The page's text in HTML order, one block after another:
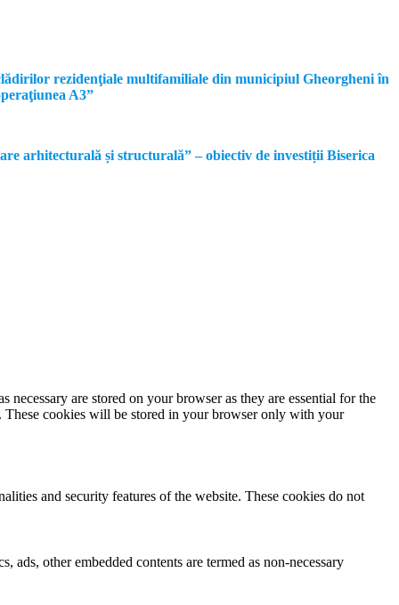
rezidenţiale multifamiliale din municipiul Gheorgheni în
A3”
arhitecturală și structurală” – obiectiv de investiții Biserica
are stored on your browser as they are essential for the
These cookies will be stored in your browser only with your
and security features of the website. These cookies do not
other embedded contents are termed as non-necessary